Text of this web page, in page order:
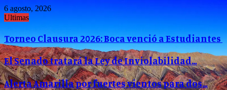
6 agosto, 2026
Ultimas
Torneo Clausura 2026: Boca venció a Estudiantes
El Senado tratará la Ley de Inviolabilidad…
Alerta Amarilla por fuertes vientos para dos…